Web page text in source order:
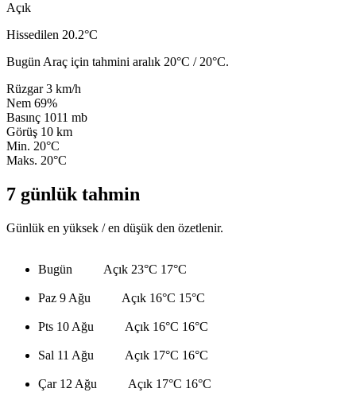
Açık
Hissedilen 20.2°C
Bugün Araç için tahmini aralık 20°C / 20°C.
Rüzgar 3 km/h
Nem 69%
Basınç 1011 mb
Görüş 10 km
Min. 20°C
Maks. 20°C
7 günlük tahmin
Günlük en yüksek / en düşük den özetlenir.
Bugün Açık 23°C 17°C
Paz 9 Ağu Açık 16°C 15°C
Pts 10 Ağu Açık 16°C 16°C
Sal 11 Ağu Açık 17°C 16°C
Çar 12 Ağu Açık 17°C 16°C